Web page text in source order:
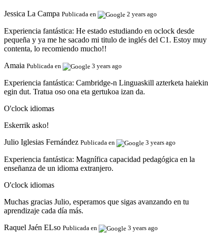
Jessica La Campa Publicada en 2 years ago
Experiencia fantástica: He estado estudiando en oclock desde
pequeña y ya me he sacado mi titulo de inglés del C1. Estoy muy
contenta, lo recomiendo mucho!!
Amaia Publicada en 3 years ago
Experiencia fantástica: Cambridge-n Linguaskill azterketa haiekin
egin dut. Tratua oso ona eta gertukoa izan da.
O'clock idiomas
Eskerrik asko!
Julio Iglesias Fernández Publicada en 3 years ago
Experiencia fantástica: Magnífica capacidad pedagógica en la
enseñanza de un idioma extranjero.
O'clock idiomas
Muchas gracias Julio, esperamos que sigas avanzando en tu
aprendizaje cada día más.
Raquel Jaén ELso Publicada en 3 years ago